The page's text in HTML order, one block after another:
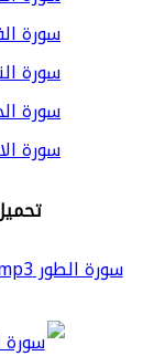
سورة
سورة
سورة
سورة
سورة الطور mp3